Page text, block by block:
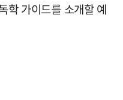
학 가이드를 소개할 예